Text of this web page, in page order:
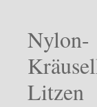
Nylon-
Litzen